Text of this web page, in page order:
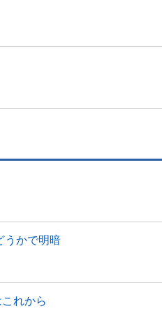
うかで明暗
れから